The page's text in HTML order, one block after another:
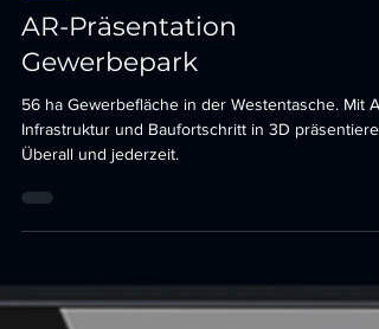
AR
AR-Präsentation
Gewerbepark
56 ha Gewerbefläche in der Westentasche. Mit
Infrastruktur und Baufortschritt in 3D
Überall und jederzeit.